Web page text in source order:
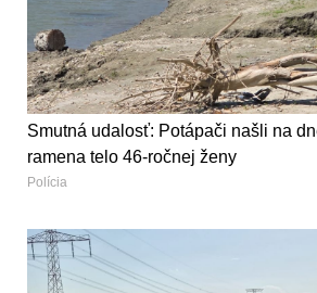
Smutná udalosť: Potápači našli na
ramena telo 46-ročnej ženy
Polícia